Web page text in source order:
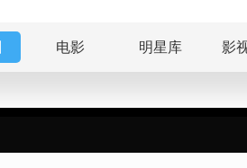
电影 明星库 影